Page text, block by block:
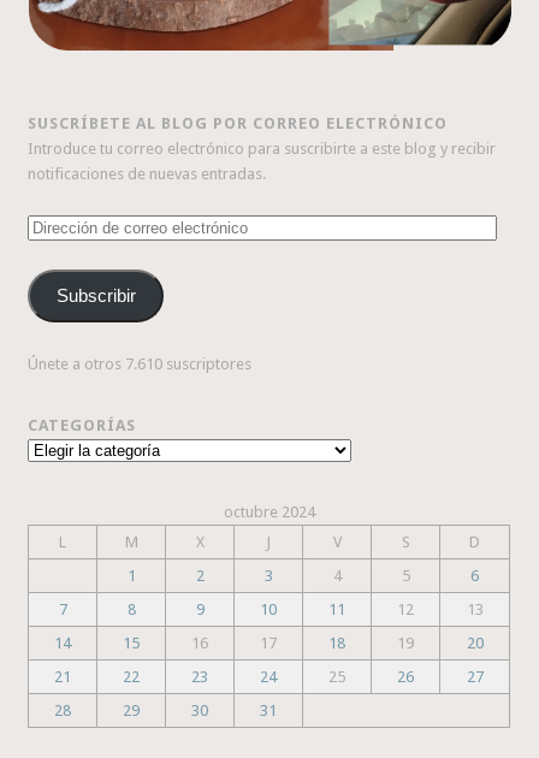
SUSCRÍBETE AL BLOG POR CORREO ELECTRÓNICO
Introduce tu correo electrónico para suscribirte a este blog y recibir
notificaciones de nuevas entradas.
Dirección
correo
electrónico
Subscribir
Únete a otros 7.610 suscriptores
CATEGORÍAS
Categorías
octubre 2024
L
M X J V S
D
1
2 3 4 5
6
7
8 9 10 11 12
13
14
15 16 17 18 19
20
21
22 23 24 25 26
27
28
29 30 31